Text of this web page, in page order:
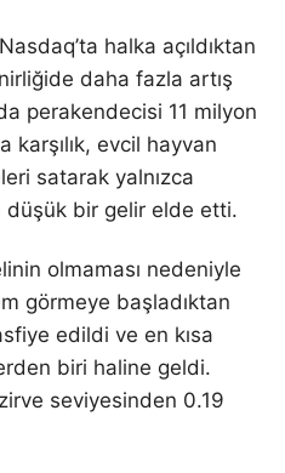
halka açıldıktan
daha fazla artış
perakendecisi 11 milyon
karşılık, evcil hayvan
satarak yalnızca
düşük bir gelir elde etti.
olmaması nedeniyle
görmeye başladıktan
edildi ve en kısa
biri haline geldi.
seviyesinden 0.19